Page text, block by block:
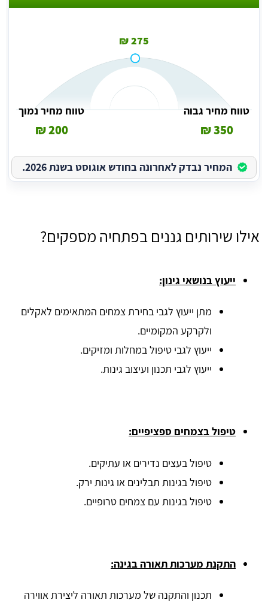
275 ₪
טווח מחיר גבוה
350 ₪
טווח מחיר נמוך
200 ₪
המחיר נבדק לאחרונה בחודש אוגוסט בשנת 2026.
אילו שירותים גננים בפתחיה מספקים?
ייעוץ בנושאי גינון:
מתן ייעוץ לגבי בחירת צמחים המתאימים לאקלים
ולקרקע המקומיים.
ייעוץ לגבי טיפול במחלות ומזיקים.
ייעוץ לגבי תכנון ועיצוב גינות.
טיפול בצמחים ספציפיים:
טיפול בעצים נדירים או עתיקים.
טיפול בגינות תבלינים או גינות ירק.
טיפול בגינות עם צמחים טרופיים.
התקנת מערכות תאורה בגינה:
תכנון והתקנה של מערכות תאורה ליצירת אווירה